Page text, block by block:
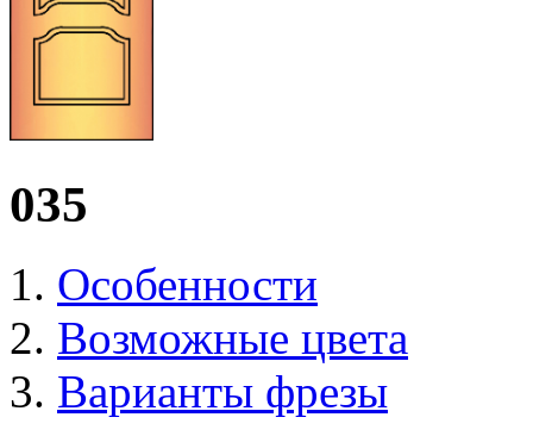
035
Особенности
Возможные цвета
Варианты фрезы